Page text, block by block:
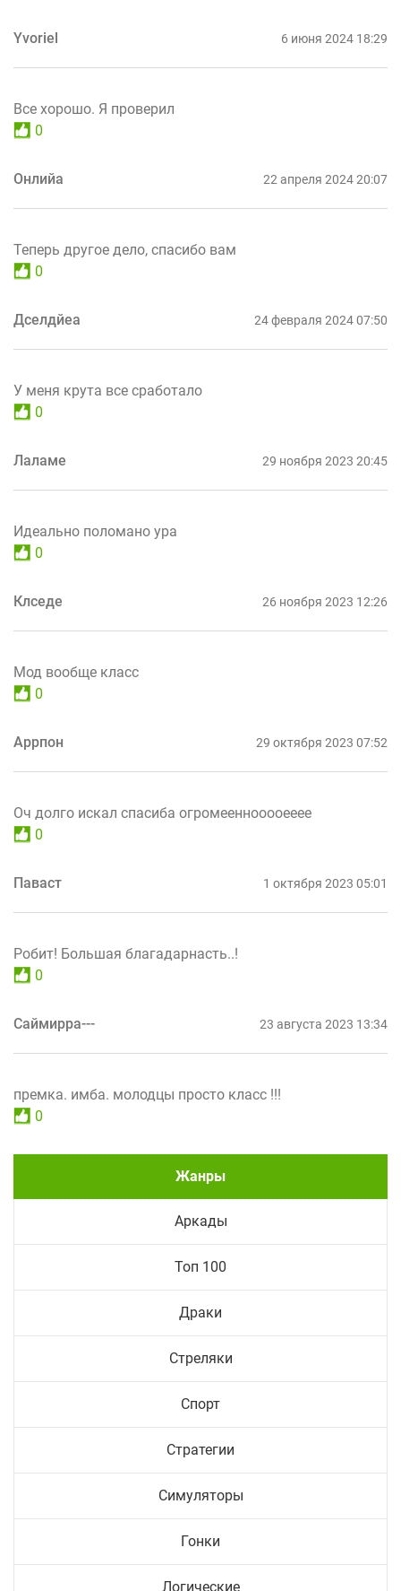
Yvoriel 6 июня 2024 18:29
Все хорошо. Я проверил
0
Онлийа 22 апреля 2024 20:07
Теперь другое дело, спасибо вам
0
Дселдйеа 24 февраля 2024 07:50
У меня крута все сработало
0
Лаламе 29 ноября 2023 20:45
Идеально поломано ура
0
Клседе 26 ноября 2023 12:26
Мод вообще класс
0
Аррпон 29 октября 2023 07:52
Оч долго искал спасиба огромееннооооееее
0
Паваст 1 октября 2023 05:01
Робит! Большая благадарнасть..!
0
Саймирра--- 23 августа 2023 13:34
премка. имба. молодцы просто класс !!!
0
Жанры
Аркады
Топ 100
Драки
Стреляки
Спорт
Стратегии
Симуляторы
Гонки
Логические